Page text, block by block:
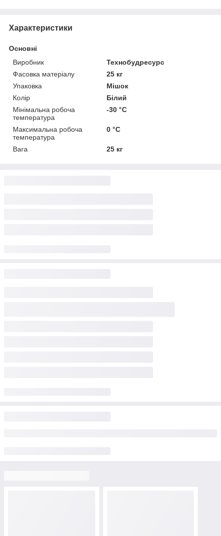
Характеристики
Основні
Виробник
Технобудресурс
Фасовка матеріалу
25 кг
Упаковка
Мішок
Колір
Білий
Мінімальна робоча
температура
-30 °С
Максимальна робоча
температура
0 °С
Вага 25 кг